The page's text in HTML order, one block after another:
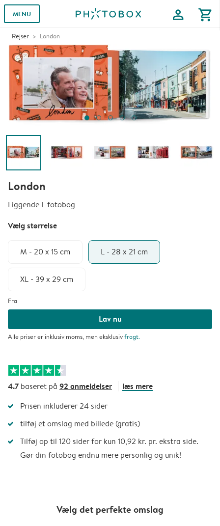
MENU profile shopping_cart
Rejser London
London
Liggende L fotobog
Vælg størrelse
M - 20 x 15 cm L - 28 x 21 cm
XL - 39 x 29 cm
Fra
Lav nu
Alle priser er inklusiv moms, men eksklusivfragt.
4.7 baseret på 92 anmeldelser læs mere
Prisen inkluderer 24 sider
tilføj et omslag med billede (gratis)
Tilføj op til 120 sider for kun 10,92 kr. pr. ekstra side.
Gør din fotobog endnu mere personlig og unik!
Vælg det perfekte omslag